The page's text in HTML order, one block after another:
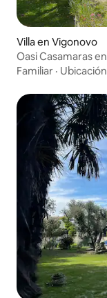
Villa en Vigonovo
Oasi Casamaras
Familiar · Ubicación